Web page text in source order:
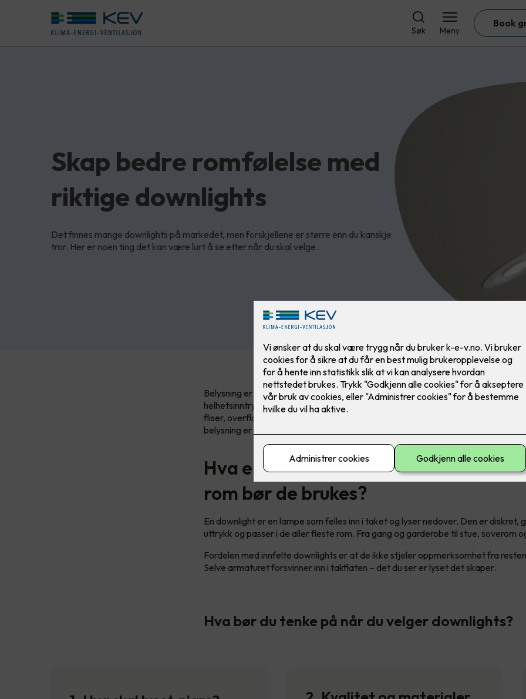
Søk Meny
Book
Skap bedre romfølelse med
riktige downlights
Det finnes mange downlights på markedet, men forskjellene er større enn du kanskje
tror. Her er noen ting det kan være lurt å se etter når du skal velge.
Belysning er en av de tingene som virkelig løfter et rom. Det kan også ødelegge
helhetsinntrykket hvis du velger feil. Når du pusser opp eller renoverer, er det
fliser, overflater og møbler, mens lyset ofte havner nederst på lista. Det er
belysning er faktisk det som binder alt sammen.
Hva er egentlig en downlight – og i
rom bør de brukes?
En downlight er en lampe som felles inn i taket og lyser nedover. Den er diskret,
uttrykk og passer i de aller fleste rom. Fra gang og garderobe til stue, soverom
Fordelen med innfelte downlights er at de ikke stjeler oppmerksomhet fra
Selve armaturet forsvinner inn i takflaten – det du ser er lyset det skaper.
Hva bør du tenke på når du velger downlights?